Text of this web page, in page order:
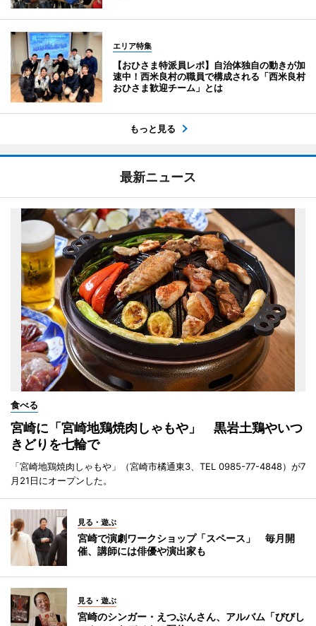
エリア特集
【おひさま特派員レポ】自治体独自の動きが加
速中！西米良村の職員で構成される「西米良村
おひさま歓迎チーム」とは
もっと見る
最新ニュース
食べる
宮崎に「宮崎地鶏焼肉しゃもや」 黒岩土鶏やいつ
きどりを七輪で
「宮崎地鶏焼肉しゃもや」（宮崎市橘通東3、TEL 0985-77-4848）が7
月21日にオープンした。
見る・遊ぶ
宮崎で演劇ワークショップ「スペース」 毎月開
催、講師には俳優や演出家も
見る・遊ぶ
宮崎のシンガー・えつぷんさん、アルバム「びびし